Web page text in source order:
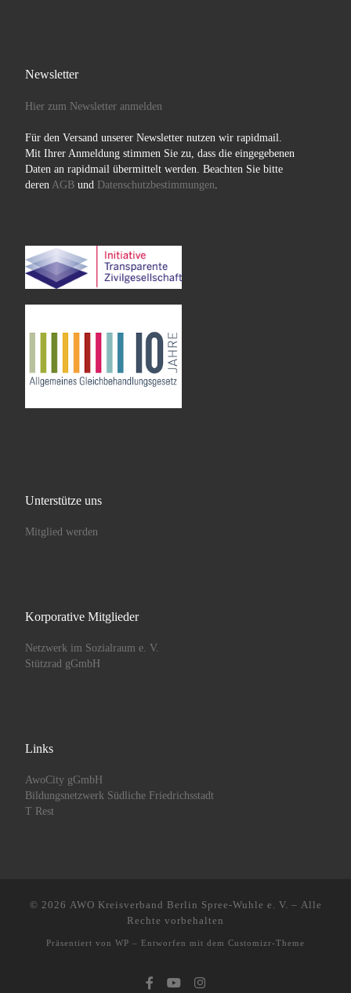
Newsletter
Hier zum Newsletter anmelden
Für den Versand unserer Newsletter nutzen wir rapidmail.
Mit Ihrer Anmeldung stimmen Sie zu, dass die eingegebenen
Daten an rapidmail übermittelt werden. Beachten Sie bitte
deren AGBund Datenschutzbestimmungen
Unterstütze uns
Mitglied werden
Korporative Mitglieder
Netzwerk im Sozialraum e. V.
Stützrad gGmbH
Links
AwoCity gGmbH
Bildungsnetzwerk Südliche Friedrichsstadt
T Rest
© 2026 AWO Kreisverband Berlin Spree-Wuhle e. V. – Alle
Rechte vorbehalten
Präsentiert von WP – Entworfen mit dem Customizr-Theme